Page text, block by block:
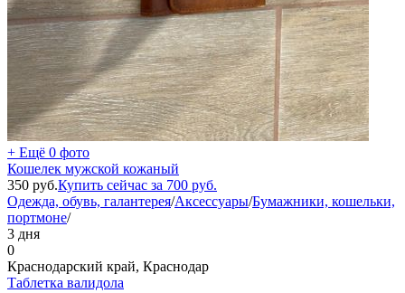
+ Ещё 0 фото
Кошелек мужской кожаный
350 руб.Купить сейчас за 700 руб.
Одежда, обувь, галантерея/Аксессуары/Бумажники, кошельки,
портмоне/
3 дня
0
Краснодарский край, Краснодар
Таблетка валидола